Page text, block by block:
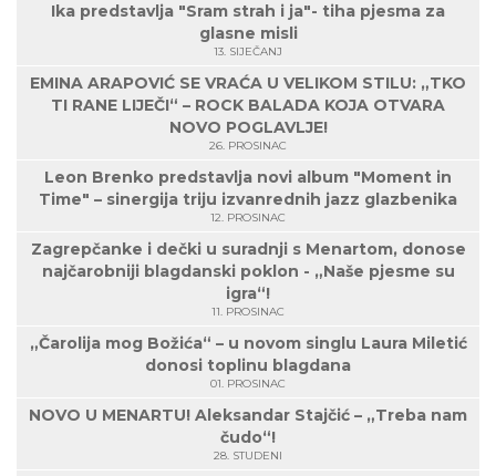
Ika predstavlja "Sram strah i ja"- tiha pjesma za
glasne misli
13. SIJEČANJ
EMINA ARAPOVIĆ SE VRAĆA U VELIKOM STILU: „TKO
TI RANE LIJEČI“ – ROCK BALADA KOJA OTVARA
NOVO POGLAVLJE!
26. PROSINAC
Leon Brenko predstavlja novi album "Moment in
Time" – sinergija triju izvanrednih jazz glazbenika
12. PROSINAC
Zagrepčanke i dečki u suradnji s Menartom, donose
najčarobniji blagdanski poklon - „Naše pjesme su
igra“!
11. PROSINAC
„Čarolija mog Božića“ – u novom singlu Laura Miletić
donosi toplinu blagdana
01. PROSINAC
NOVO U MENARTU! Aleksandar Stajčić – „Treba nam
čudo“!
28. STUDENI